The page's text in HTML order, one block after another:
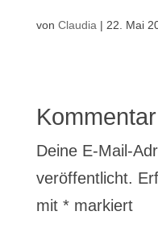
von Claudia | 22. Mai
Deine E-Mail-
veröffentlicht.
mit *markiert